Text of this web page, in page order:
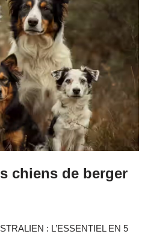
chiens de berger
: L’ESSENTIEL EN 5